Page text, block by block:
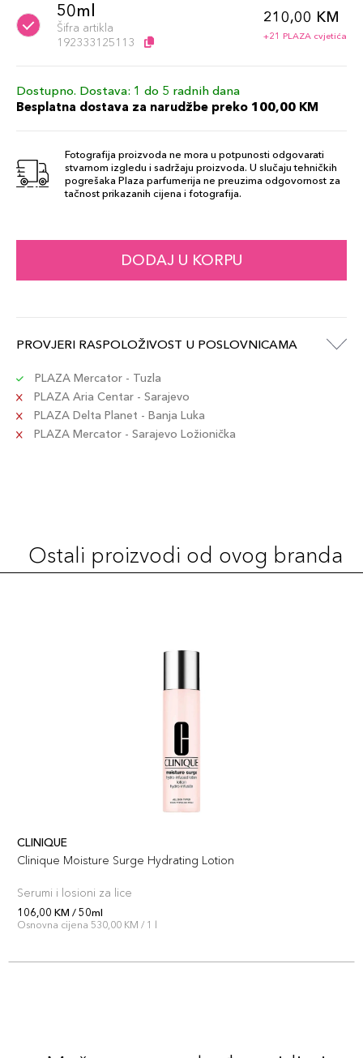
50ml
Šifra artikla
192333125113
210,00 KM
+21 PLAZA cvjetića
Dostupno. Dostava: 1 do 5 radnih dana
Besplatna dostava za narudžbe preko 100,00 KM
Fotografija proizvoda ne mora u potpunosti odgovarati
stvarnom izgledu i sadržaju proizvoda. U slučaju tehničkih
pogrešaka Plaza parfumerija ne preuzima odgovornost za
tačnost prikazanih cijena i fotografija.
DODAJ U KORPU
PROVJERI RASPOLOŽIVOST U POSLOVNICAMA
PLAZA Mercator - Tuzla
PLAZA Aria Centar - Sarajevo
PLAZA Delta Planet - Banja Luka
PLAZA Mercator - Sarajevo Ložionička
Ostali proizvodi od ovog branda
CLINIQUE
Clinique Moisture Surge Hydrating Lotion
Serumi i losioni za lice
106,00 KM / 50ml
Osnovna cijena 530,00 KM / 1 l